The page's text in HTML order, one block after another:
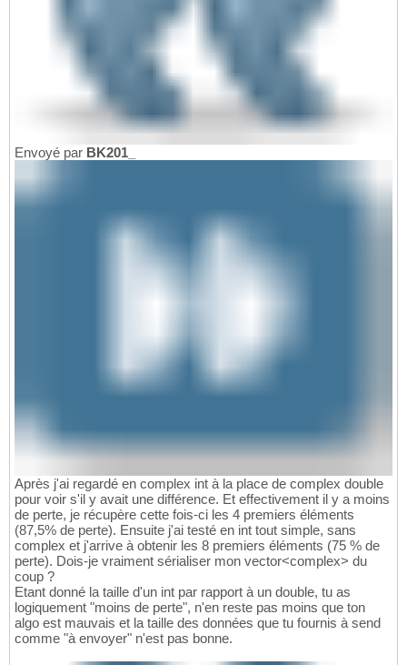
Envoyé par BK201_
Après j'ai regardé en complex int à la place de complex double
pour voir s'il y avait une différence. Et effectivement il y a moins
de perte, je récupère cette fois-ci les 4 premiers éléments
(87,5% de perte). Ensuite j'ai testé en int tout simple, sans
complex et j'arrive à obtenir les 8 premiers éléments (75 % de
perte). Dois-je vraiment sérialiser mon vector<complex> du
coup ?
Etant donné la taille d'un int par rapport à un double, tu as
logiquement "moins de perte", n'en reste pas moins que ton
algo est mauvais et la taille des données que tu fournis à send
comme "à envoyer" n'est pas bonne.